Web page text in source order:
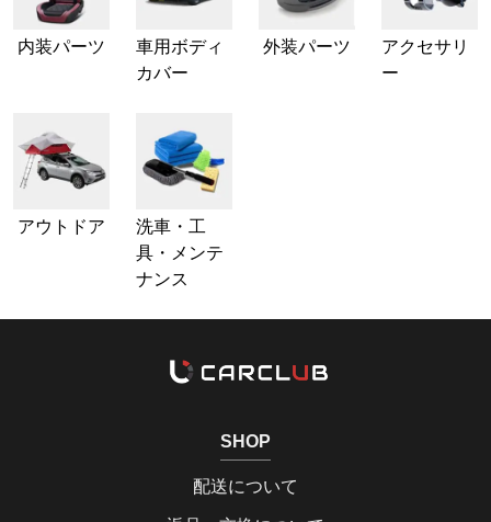
内装パーツ
車用ボディ
カバー
外装パーツ
アクセサリ
ー
アウトドア
洗車・工
具・メンテ
ナンス
SHOP
配送について